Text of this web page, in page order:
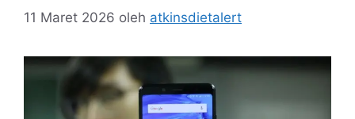
11 Maret 2026 oleh atkinsdietalert